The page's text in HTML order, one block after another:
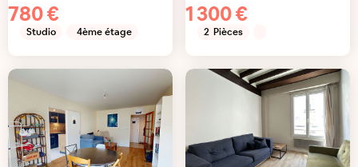
780 €
Studio 4ème étage
1 300 €
2 Pièces